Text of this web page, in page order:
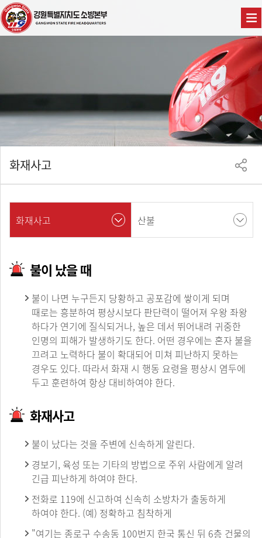
화재사고
화재사고 산불
불이 났을 때
불이 나면 누구든지 당황하고 공포감에 쌓이게 되며
때로는 흥분하여 평상시보다 판단력이 떨어져 우왕 좌왕
하다가 연기에 질식되거나, 높은 데서 뛰어내려 귀중한
인명의 피해가 발생하기도 한다. 어떤 경우에는 혼자 불을
끄려고 노력하다 불이 확대되어 미쳐 피난하지 못하는
경우도 있다. 따라서 화재 시 행동 요령을 평상시 염두에
두고 훈련하여 항상 대비하여야 한다.
화재사고
불이 났다는 것을 주변에 신속하게 알린다.
경보기, 육성 또는 기타의 방법으로 주위 사람에게 알려
긴급 피난하게 하여야 한다.
전화로 119에 신고하여 신속히 소방차가 출동하게
하여야 한다. (예) 정확하고 침착하게
"여기는 종로구 수송동 100번지 한국 통신 뒤 6층 건물의